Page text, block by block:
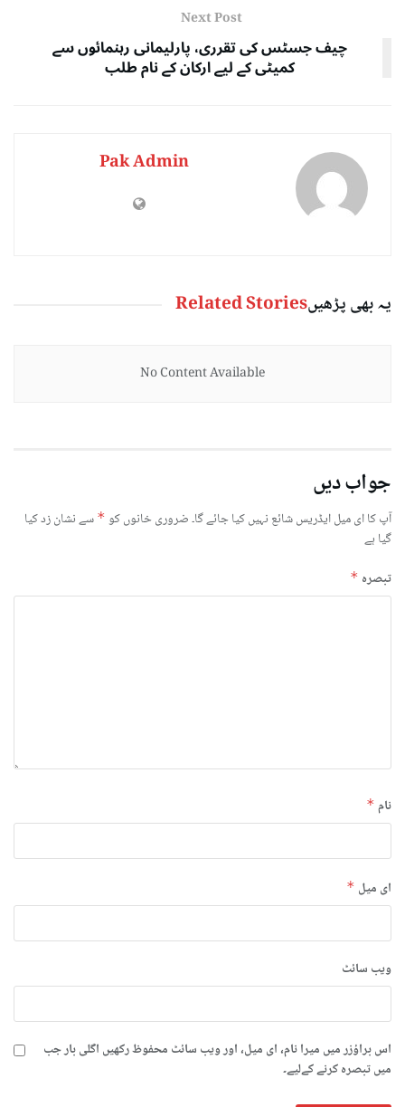
Next Post
چیف جسٹس کی تقرری، پارلیمانی رہنمائوں سے
کمیٹی کے لیے ارکان کے نام طلب
Pak Admin
یہ بھی پڑھیںRelated Stories
No Content Available
جواب دیں
آپ کا ای میل ایڈریس شائع نہیں کیا جائے گا۔ضروری خانوں کو * سے نشان زد کیا
گیا ہے
تبصرہ *
نام *
ای میل *
ویب‌ سائٹ
اس براؤزر میں میرا نام، ای میل، اور ویب سائٹ محفوظ رکھیں اگلی بار جب
میں تبصرہ کرنے کےلیے۔